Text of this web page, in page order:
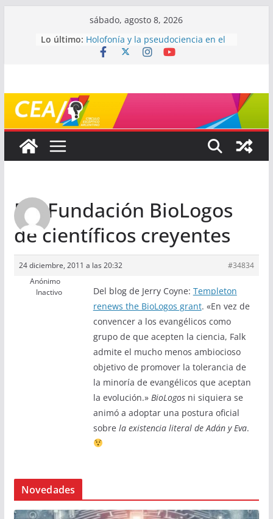
sábado, agosto 8, 2026
Lo último: Holofonía y la pseudociencia en el
audio
Mayéutica (o cómo debatir sin
terminar a los golpes)
Somos menos capaces de lo que
Re: Fundación BioLogos
de científicos creyentes
24 diciembre, 2011 a las 20:32
#34834
Anónimo
Inactivo
Del blog de Jerry Coyne: Templeton
renews the BioLogos grant. «En vez de
convencer a los evangélicos como
grupo de que acepten la ciencia, Falk
admite el mucho menos ambiocioso
objetivo de promover la tolerancia de
la minoría de evangélicos que aceptan
la evolución.» BioLogosni siquiera se
animó a adoptar una postura oficial
sobre la existencia literal de Adán y Eva.
Novedades